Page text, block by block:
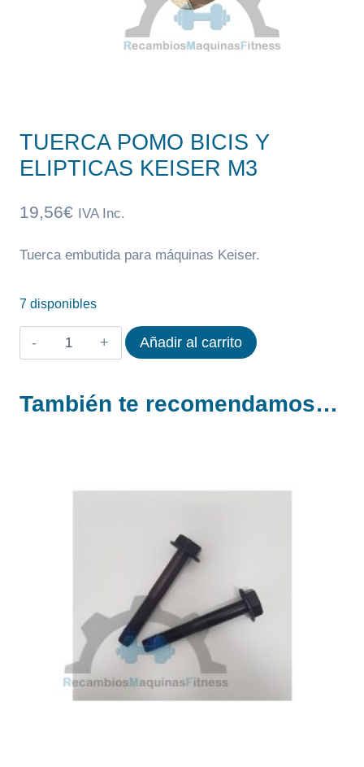
TUERCA POMO BICIS Y
ELIPTICAS KEISER M3
19,56€ IVA Inc.
Tuerca embutida para máquinas Keiser.
7 disponibles
TUERCA
POMO
Y
cantidad
Añadir al carrito
También te recomendamos…